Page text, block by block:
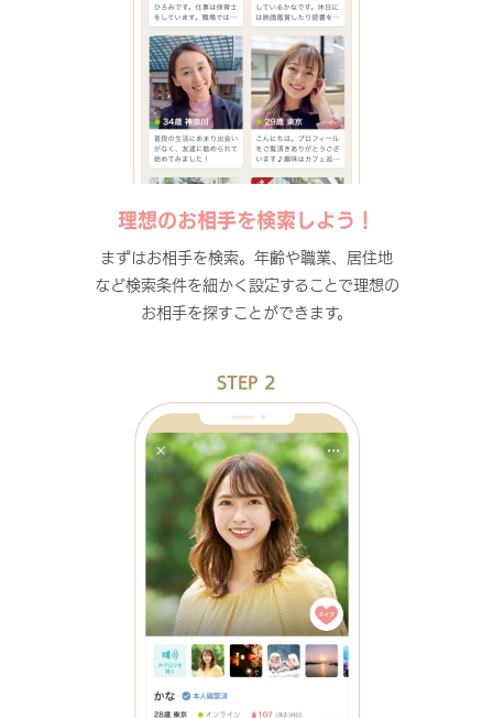
理想のお相手を検索しよう！
まずはお相手を検索。年齢や職業、居住地
など検索条件を細かく設定することで理想の
お相手を探すことができます。
STEP 2